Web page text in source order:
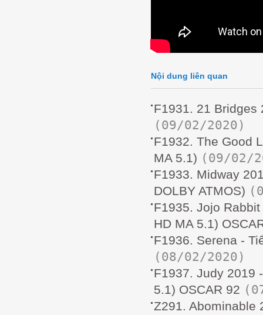
Nội dung liên quan
F1931. 21 Bridges
(09/02/2020)
F1932. The Good
MA 5.1) (09/02/
F1933. Midway
DOLBY ATMOS)
F1935. Jojo
HD MA 5.1)
F1936. Serena -
(08/02/2020)
F1937. Judy 2019
5.1) OSCAR 92
Z291. Abominable